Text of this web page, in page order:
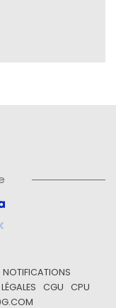
NOTIFICATIONS
CGU
CPU